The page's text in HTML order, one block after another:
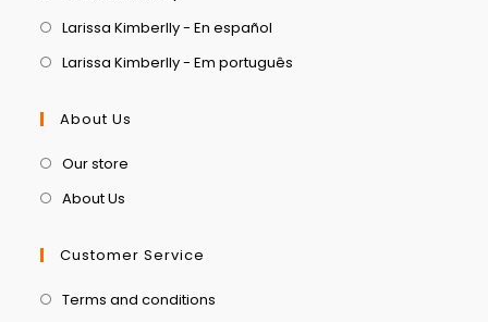
Larissa Kimberlly - En español
Larissa Kimberlly - Em português
About Us
Our store
About Us
Customer Service
Terms and conditions